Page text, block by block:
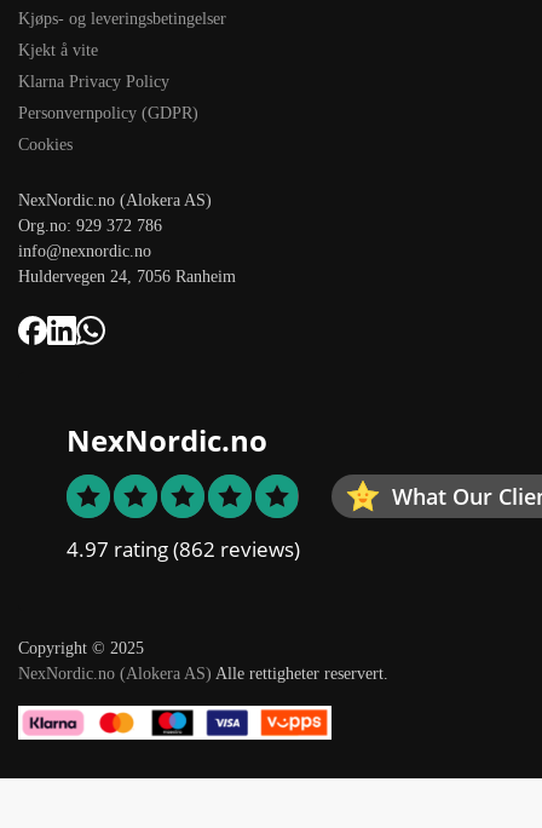
Kjøps- og leveringsbetingelser
Kjekt å vite
Klarna Privacy Policy
Personvernpolicy (GDPR)
Cookies
NexNordic.no (Alokera AS)
Org.no: 929 372 786
info@nexnordic.no
Huldervegen 24, 7056 Ranheim
NexNordic.no
What Our
4.97 rating(862 reviews)
Copyright © 2025
NexNordic.no (Alokera AS) Alle rettigheter reservert.